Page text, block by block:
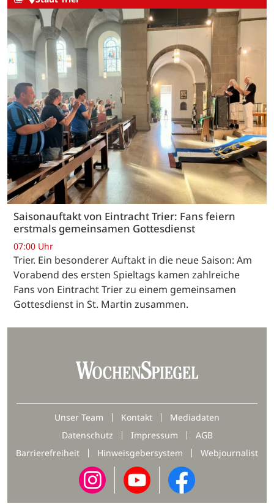
Saisonauftakt von Eintracht Trier: Fans feiern
erstmals gemeinsamen Gottesdienst
07:00 Uhr
Trier. Ein besonderer Auftakt in die neue Saison: Am
Vorabend des ersten Spieltags kamen zahlreiche
Fans von Eintracht Trier zu einem gemeinsamen
Gottesdienst in St. Martin zusammen.
Unser Team Kontakt
Mediadaten
Datenschutz
Impressum
AGB
Barrierefreiheit
Hinweisgebersystem Webjournalist